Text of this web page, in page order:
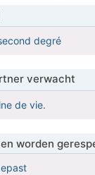
degré
verwacht
de vie.
worden